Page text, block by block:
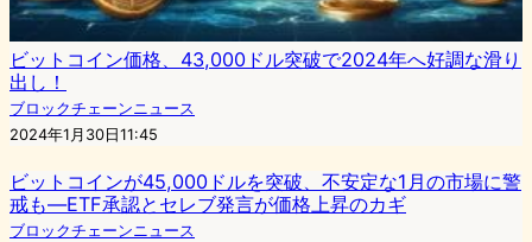
ビットコイン価格、43,000ドル突破で2024年へ好調な滑り
出し！
ブロックチェーンニュース
2024年1月30日11:45
ビットコインが45,000ドルを突破、不安定な1月の市場に警
戒も—ETF承認とセレブ発言が価格上昇のカギ
ブロックチェーンニュース